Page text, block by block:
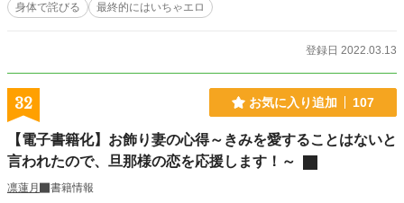
身体で詫びる
最終的にはいちゃエロ
登録日 2022.03.13
32 お気に入り追加 107
【電子書籍化】お飾り妻の心得～きみを愛することはないと
言われたので、旦那様の恋を応援します！～
凛蓮月
書籍情報